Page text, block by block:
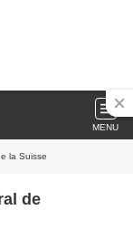
MENU
la Suisse
de